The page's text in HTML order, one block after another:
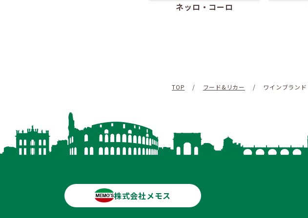
ネッロ・コーロ
TOP / フード&リカー / ワインブランド
株式会社メモス